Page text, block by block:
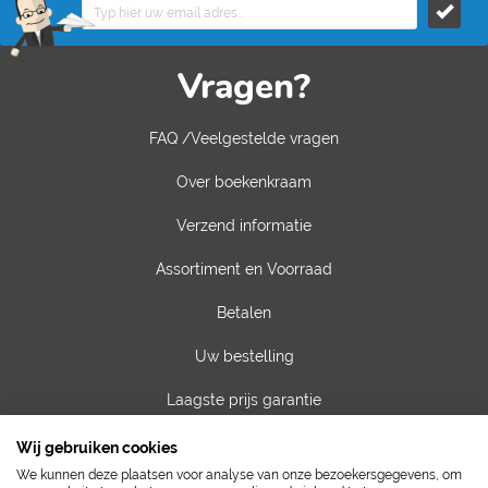
Vragen?
FAQ /Veelgestelde vragen
Over boekenkraam
Verzend informatie
Assortiment en Voorraad
Betalen
Uw bestelling
Laagste prijs garantie
Privacy van gegevens
Wij gebruiken cookies
We kunnen deze plaatsen voor analyse van onze bezoekersgegevens, om